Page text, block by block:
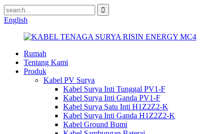
English
Rumah
Tentang Kami
Produk
Kabel PV Surya
Kabel Surya Inti Tunggal PV1-F
Kabel Surya Inti Ganda PV1-F
Kabel Surya Satu Inti H1Z2Z2-K
Kabel Surya Inti Ganda H1Z2Z2-K
Kabel Ground Bumi